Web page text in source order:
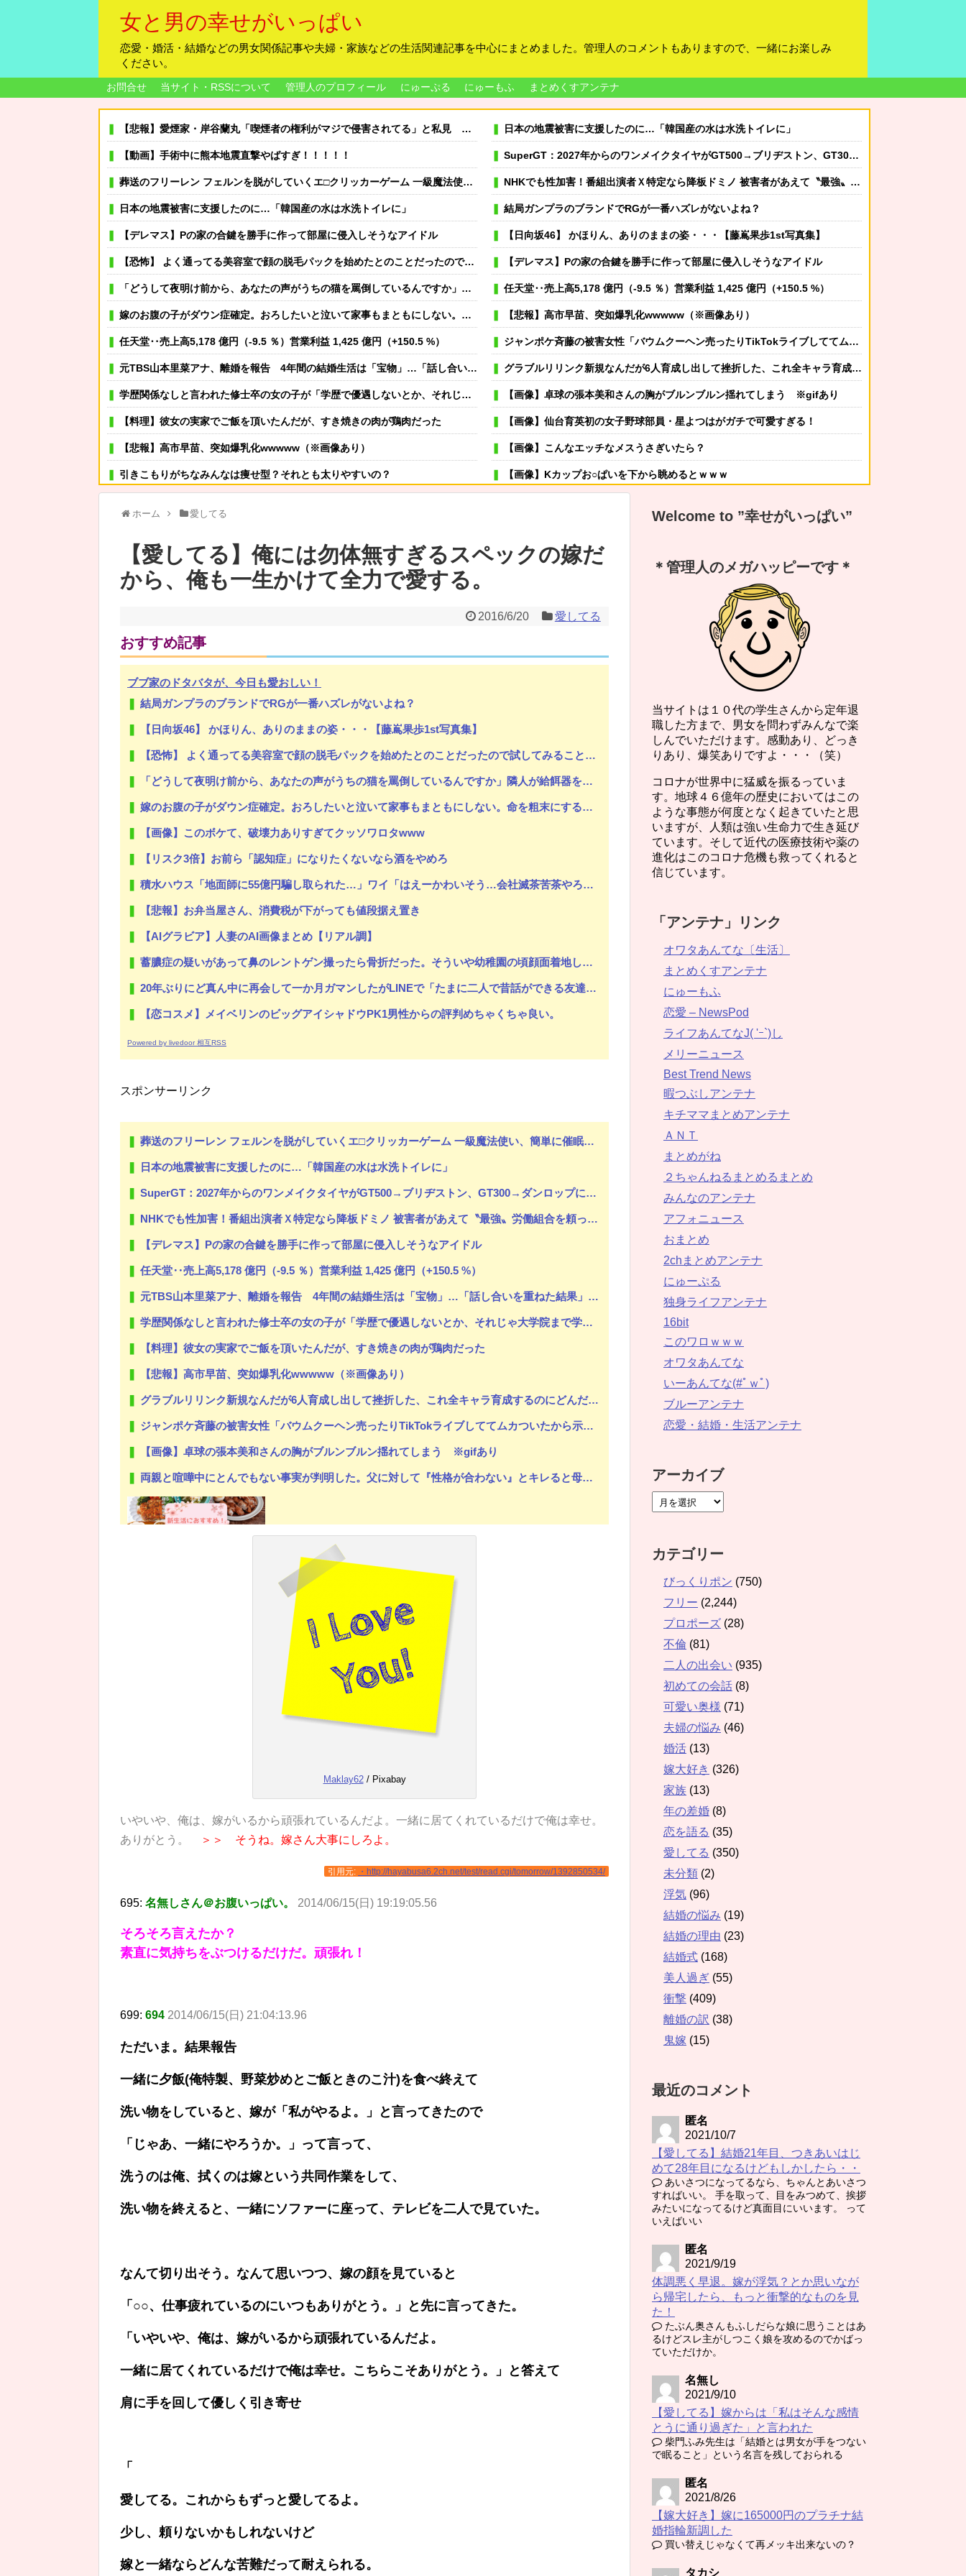
女と男の幸せがいっぱい
恋愛・婚活・結婚などの男女関係記事や夫婦・家族などの生活関連記事を中心にまとめました。管理人のコメントもありますので、一緒にお楽しみ
ください。
お問合せ 当サイト・RSSについて 管理人のプロフィール にゅーぷる にゅーもふ まとめくすアンテナ
【悲報】愛煙家・岸谷蘭丸「喫煙者の権利がマジで侵害されてる」と私見 「いくら税金を我々が払ってるんだと」
【動画】手術中に熊本地震直撃やばすぎ！！！！！
葬送のフリーレン フェルンを脱がしていくエ□クリッカーゲーム 一級魔法使い、簡単に催眠術にかかる。
日本の地震被害に支援したのに…「韓国産の水は水洗トイレに」
【デレマス】Pの家の合鍵を勝手に作って部屋に侵入しそうなアイドル
【恐怖】 よく通ってる美容室で顔の脱毛パックを始めたとのことだったので試してみることに→パックを顔に塗られた後、鏡を見てみたらそこには・・・
「どうして夜明け前から、あなたの声がうちの猫を罵倒しているんですか」隣人が給餌器を抱えて訪ねてきた朝
嫁のお腹の子がダウン症確定。おろしたいと泣いて家事もまともにしない。命を粗末にするなと叱ったら「なら貴方が会社辞めて専業主夫になって全部面倒見て。誓約書書いて」
任天堂‥売上高5,178 億円（-9.5 ％）営業利益 1,425 億円（+150.5 %）
元TBS山本里菜アナ、離婚を報告 4年間の結婚生活は「宝物」…「話し合いを重ねた結果」決断
学歴関係なしと言われた修士卒の女の子が「学歴で優遇しないとか、それじゃ大学院まで学費払って自分の価値を上げた人が馬鹿じゃないですか」と捨て台詞を残し会社を辞めてった
【料理】彼女の実家でご飯を頂いたんだが、すき焼きの肉が鶏肉だった
【悲報】高市早苗、突如爆乳化wwwww（※画像あり）
引きこもりがちなみんなは痩せ型？それとも太りやすいの？
その店には腕のいいバーテンダーがいた。このグラスに１杯たのむよ→彼の見事なテクニックはこちらです…
【恐怖】浮気相手との写メをLINEでミス送信する嫁…その後旦那が取った行動がこれｗｗｗｗ
【朗報】プチプチで有名な川上産業、社名を「プチプチ株式会社」に変更www
日本の地震被害に支援したのに…「韓国産の水は水洗トイレに」
SuperGT：2027年からのワンメイクタイヤがGT500→ブリヂストン、GT300→ダンロップに決まったわけだが
NHKでも性加害！番組出演者Ｘ特定なら降板ドミノ 被害者があえて〝最強〟労働組合を頼ったワケ
結局ガンプラのブランドでRGが一番ハズレがないよね？
【日向坂46】 かほりん、ありのままの姿・・・【藤嶌果歩1st写真集】
【デレマス】Pの家の合鍵を勝手に作って部屋に侵入しそうなアイドル
任天堂‥売上高5,178 億円（-9.5 ％）営業利益 1,425 億円（+150.5 %）
【悲報】高市早苗、突如爆乳化wwwww（※画像あり）
ジャンポケ斉藤の被害女性「バウムクーヘン売ったりTikTokライブしててムカついたから示談しなかった」
グラブルリリンク新規なんだが6人育成し出して挫折した、これ全キャラ育成するのにどんだけかかるの？
【画像】卓球の張本美和さんの胸がブルンブルン揺れてしまう ※gifあり
【画像】仙台育英初の女子野球部員・星よつはがガチで可愛すぎる！
【画像】こんなエッチなメスうさぎいたら？
【画像】Kカップお○ぱいを下から眺めるとｗｗｗ
薬剤師「なんでジェネリック嫌なんですか？ｗ 先発品と全く同じですよ？w」
虐待されて育った私にウトメ「子供を産んだらご両親への感謝の気持ちも湧いてきたでしょ。いい加減に意地貼るの止めて仲直りしなさい 」【中編】
嫁が風呂入ってる間に子供と寝室に行って俺だけ寝落ちしたら嫁から「子供あんなに泣いてたのによく寝てられんな…」って恨み節がメッセージで来てた
ホーム 愛してる
【愛してる】俺には勿体無すぎるスペックの嫁だ
から、俺も一生かけて全力で愛する。
2016/6/20 愛してる
おすすめ記事
ブブ家のドタバタが、今日も愛おしい！
結局ガンプラのブランドでRGが一番ハズレがないよね？
【日向坂46】 かほりん、ありのままの姿・・・【藤嶌果歩1st写真集】
【恐怖】 よく通ってる美容室で顔の脱毛パックを始めたとのことだったので試してみることに→パックを顔に塗られた後、鏡を見てみたらそこには・・・
「どうして夜明け前から、あなたの声がうちの猫を罵倒しているんですか」隣人が給餌器を抱えて訪ねてきた朝
嫁のお腹の子がダウン症確定。おろしたいと泣いて家事もまともにしない。命を粗末にするなと叱ったら「なら貴方が会社辞めて専業主夫になって全部面倒見て。誓約書書いて」
【画像】このボケて、破壊力ありすぎてクッソワロタwww
【リスク3倍】お前ら「認知症」になりたくないなら酒をやめろ
積水ハウス「地面師に55億円騙し取られた…」ワイ「はえーかわいそう…会社滅茶苦茶やろなぁ」
【悲報】お弁当屋さん、消費税が下がっても値段据え置き
【AIグラビア】人妻のAI画像まとめ【リアル調】
蓄膿症の疑いがあって鼻のレントゲン撮ったら骨折だった。そういや幼稚園の頃顔面着地したことがあったが、 母ちゃん当時気づかなかったのかよ・・・
20年ぶりにど真ん中に再会して一か月ガマンしたがLINEで「たまに二人で昔話ができる友達になろう」的なメッセ送信した。昨日まで既読無視
【恋コスメ】メイベリンのビッグアイシャドウPK1男性からの評判めちゃくちゃ良い。
Powered by livedoor 相互RSS
スポンサーリンク
葬送のフリーレン フェルンを脱がしていくエ□クリッカーゲーム 一級魔法使い、簡単に催眠術にかかる。
日本の地震被害に支援したのに…「韓国産の水は水洗トイレに」
SuperGT：2027年からのワンメイクタイヤがGT500→ブリヂストン、GT300→ダンロップに決まったわけだが
NHKでも性加害！番組出演者Ｘ特定なら降板ドミノ 被害者があえて〝最強〟労働組合を頼ったワケ
【デレマス】Pの家の合鍵を勝手に作って部屋に侵入しそうなアイドル
任天堂‥売上高5,178 億円（-9.5 ％）営業利益 1,425 億円（+150.5 %）
元TBS山本里菜アナ、離婚を報告 4年間の結婚生活は「宝物」…「話し合いを重ねた結果」決断
学歴関係なしと言われた修士卒の女の子が「学歴で優遇しないとか、それじゃ大学院まで学費払って自分の価値を上げた人が馬鹿じゃないですか」と捨て台詞を残し会社を辞めてった
【料理】彼女の実家でご飯を頂いたんだが、すき焼きの肉が鶏肉だった
【悲報】高市早苗、突如爆乳化wwwww（※画像あり）
グラブルリリンク新規なんだが6人育成し出して挫折した、これ全キャラ育成するのにどんだけかかるの？
ジャンポケ斉藤の被害女性「バウムクーヘン売ったりTikTokライブしててムカついたから示談しなかった」
【画像】卓球の張本美和さんの胸がブルンブルン揺れてしまう ※gifあり
両親と喧嘩中にとんでもない事実が判明した。父に対して『性格が合わない』とキレると母が「こう言い出した」
Maklay62/ Pixabay
いやいや、俺は、嫁がいるから頑張れているんだよ。一緒に居てくれているだけで俺は幸せ。
ありがとう。
＞＞ そうね。嫁さん大事にしろよ。
引用元: ・http://hayabusa6.2ch.net/test/read.cgi/tomorrow/1392850534/
695: 名無しさん＠お腹いっぱい。 2014/06/15(日) 19:19:05.56
そろそろ言えたか？
素直に気持ちをぶつけるだけだ。頑張れ！
699: 694 2014/06/15(日) 21:04:13.96
ただいま。結果報告
一緒に夕飯(俺特製、野菜炒めとご飯ときのこ汁)を食べ終えて
洗い物をしていると、嫁が「私がやるよ。」と言ってきたので
「じゃあ、一緒にやろうか。」って言って、
洗うのは俺、拭くのは嫁という共同作業をして、
洗い物を終えると、一緒にソファーに座って、テレビを二人で見ていた。
なんて切り出そう。なんて思いつつ、嫁の顔を見ていると
「○○、仕事疲れているのにいつもありがとう。」と先に言ってきた。
「いやいや、俺は、嫁がいるから頑張れているんだよ。
一緒に居てくれているだけで俺は幸せ。こちらこそありがとう。」と答えて
肩に手を回して優しく引き寄せ
「
愛してる。これからもずっと愛してるよ。
少し、頼りないかもしれないけど
嫁と一緒ならどんな苦難だって耐えられる。
Welcome to ”幸せがいっぱい”
＊管理人のメガハッピーです＊
当サイトは１０代の学生さんから定年退
職した方まで、男女を問わずみんなで楽
しんでいただけます。感動あり、どっき
りあり、爆笑ありですよ・・・（笑）
コロナが世界中に猛威を振るっていま
す。地球４６億年の歴史においてはこの
ような事態が何度となく起きていたと思
いますが、人類は強い生命力で生き延び
ています。そして近代の医療技術や薬の
進化はこのコロナ危機も救ってくれると
信じています。
「アンテナ」リンク
オワタあんてな〔生活〕
まとめくすアンテナ
にゅーもふ
恋愛 – NewsPod
ライフあんてなJ( 'ｰ`)し
メリーニュース
Best Trend News
暇つぶしアンテナ
キチママまとめアンテナ
ＡＮＴ
まとめがね
２ちゃんねるまとめるまとめ
みんなのアンテナ
アフォニュース
おまとめ
2chまとめアンテナ
にゅーぷる
独身ライフアンテナ
16bit
このワロｗｗｗ
オワタあんてな
いーあんてな(#ﾟｗﾟ)
ブルーアンテナ
恋愛・結婚・生活アンテナ
アーカイブ
カテゴリー
びっくりポン (750)
フリー (2,244)
プロポーズ (28)
不倫 (81)
二人の出会い (935)
初めての会話 (8)
可愛い奥様 (71)
夫婦の悩み (46)
婚活 (13)
嫁大好き (326)
家族 (13)
年の差婚 (8)
恋を語る (35)
愛してる (350)
未分類 (2)
浮気 (96)
結婚の悩み (19)
結婚の理由 (23)
結婚式 (168)
美人過ぎ (55)
衝撃 (409)
離婚の訳 (38)
鬼嫁 (15)
最近のコメント
匿名
2021/10/7
【愛してる】結婚21年目、つきあいはじ
めて28年目になるけどもしかしたら・・
あいさつになってるなら、ちゃんとあいさつ
すればいい。 手を取って、目をみつめて、挨拶
みたいになってるけど真面目にいいます。 って
いえばいい
匿名
2021/9/19
体調悪く早退。嫁が浮気？とか思いなが
ら帰宅したら、もっと衝撃的なものを見
た！
たぶん奥さんもふしだらな娘に思うことはあ
るけどスレ主がしつこく娘を攻めるのでかばっ
ていただけか。
名無し
2021/9/10
【愛してる】嫁からは「私はそんな感情
とうに通り過ぎた」と言われた
柴門ふみ先生は「結婚とは男女が手をつない
で眠ること」という名言を残しておられる
匿名
2021/8/26
【嫁大好き】嫁に165000円のプラチナ結
婚指輪新調した
買い替えじゃなくて再メッキ出来ないの？
タカシ